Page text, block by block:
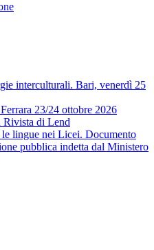
interculturali. Bari, venerdì 25
23/24 ottobre 2026
Rivista di Lend
lingue nei Licei. Documento
pubblica indetta dal Ministero